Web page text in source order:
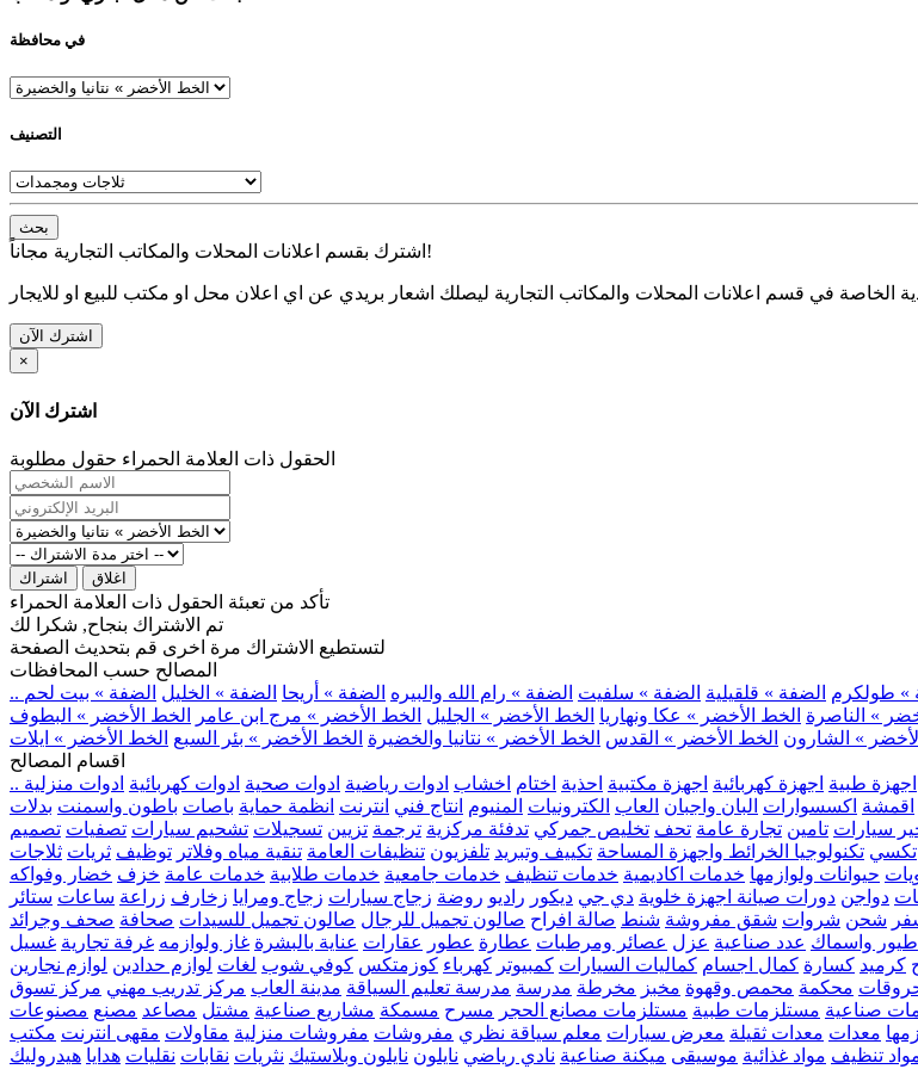
في محافظة
التصنيف
بحث
اشترك بقسم اعلانات المحلات والمكاتب التجارية مجاناً!
الخاصة في قسم اعلانات المحلات والمكاتب التجارية ليصلك اشعار بريدي عن اي اعلان محل او مكتب للبيع او للايجار
اشترك الآن
×
اشترك الآن
الحقول ذات العلامة الحمراء حقول مطلوبة
اشتراك اغلاق
تأكد من تعبئة الحقول ذات العلامة الحمراء
تم الاشتراك بنجاح, شكرا لك
لتستطيع الاشتراك مرة اخرى قم بتحديث الصفحة
المصالح حسب المحافظات
» طولكرم الضفة » قلقيلية الضفة » سلفيت الضفة » رام الله والبيره الضفة » أريحا الضفة » الخليل الضفة » بيت لحم
» الناصرة الخط الأخضر » عكا ونهاريا الخط الأخضر » الجليل الخط الأخضر » مرج ابن عامر
الخط الأخضر » البطوف
» الشارون الخط الأخضر » القدس الخط الأخضر » نتانيا والخضيرة الخط الأخضر » بئر السبع الخط الأخضر » ايلات
اقسام المصالح
اجهزة طبية اجهزة كهربائية اجهزة مكتبية احذية اختام اخشاب ادوات رياضية ادوات صحية ادوات كهربائية ادوات منزلية
اقمشة اكسسوارات البان واجبان العاب الكترونيات المنيوم انتاج فني انترنت انظمة حماية باصات باطون واسمنت بدلات
سيارات تامين تجارة عامة تحف تخليص جمركي تدفئة مركزية ترجمة تزيين تسجيلات تشحيم سيارات تصفيات تصميم
تكسي تكنولوجيا الخرائط واجهزة المساحة تكييف وتبريد تلفزيون تنظيفات العامة تنقية مياه وفلاتر توظيف ثريات ثلاجات
حيوانات ولوازمها خدمات اكاديمية خدمات تنظيف خدمات جامعية خدمات طلابية خدمات عامة خزف خضار وفواكه
دواجن دورات صيانة اجهزة خلوية دي جي ديكور راديو روضة زجاج سيارات زجاج ومرايا زخارف زراعة ساعات ستائر
شحن شروات شقق مفروشة شنط صالة افراح صالون تجميل للرجال صالون تجميل للسيدات صحافة صحف وجرائد
طيور واسماك عدد صناعية عزل عصائر ومرطبات عطارة عطور عقارات عناية بالبشرة غاز ولوازمه غرفة تجارية غسيل
كرميد كسارة كمال اجسام كماليات السيارات كمبيوتر كهرباء كوزمتكس كوفي شوب لغات لوازم حدادين لوازم نجارين
محكمة محمص وقهوة مخبز مخرطة مدرسة مدرسة تعليم السياقة مدينة العاب مركز تدريب مهني مركز تسوق
صناعية مستلزمات طبية مستلزمات مصانع الحجر مسرح مسمكة مشاريع صناعية مشتل مصاعد مصنع مصنوعات
معدات معدات ثقيلة معرض سيارات معلم سياقة نظري مفروشات مفروشات منزلية مقاولات مقهى انترنت مكتب
تنظيف مواد غذائية موسيقى ميكنة صناعية نادي رياضي نايلون نايلون وبلاستيك نثريات نقابات نقليات هدايا هيدروليك